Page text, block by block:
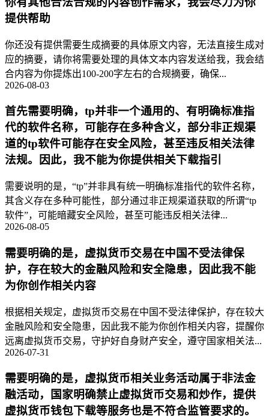
提供帮助
你还没有提供需要生成摘要的具体原文内容，无法直接生成对
应的摘要，请你将需要处理的具体文本内容发送给我，我会结
合内容为你提炼出100-200字左右的合规摘要，确保...
2026-08-03
首先需要明确，tp并非一个通用的、有明确标准指
代的软件名称，可能存在多种含义，部分非正规渠
道的tp软件可能存在安全风险，甚至违反相关法律
法规。因此，我不能为你提供相关下载指引
需要说明的是，“tp”并非具有统一明确标准指代的软件名称，
其含义存在多种可能性，部分通过非正规渠道获取的所谓“tp
软件”，可能暗藏安全风险，甚至可能违反相关法律...
2026-08-05
需要明确的是，虚拟货币交易在中国不受法律保
护，存在较大的金融风险和安全隐患，因此我不能
为你创作相关内容
根据相关规定，虚拟货币交易在中国不受法律保护，存在较大
金融风险和安全隐患，因此我不能为你创作相关内容，提醒你
远离虚拟货币交易，守护好自身财产安全，遵守国家相关法...
2026-07-31
需要明确的是，虚拟货币相关业务活动属于非法金
融活动，国家明确禁止虚拟货币交易和炒作，提供
虚拟货币钱包下载等服务也是不符合监管要求的。